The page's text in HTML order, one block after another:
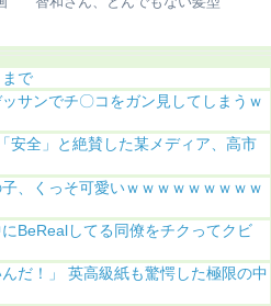
で
サンでチ〇コをガン見してしまうｗ
安全」と絶賛した某メディア、高市
、くっそ可愛いｗｗｗｗｗｗｗｗｗ
BeRealしてる同僚をチクってクビ
だ！」 英高級紙も驚愕した極限の中